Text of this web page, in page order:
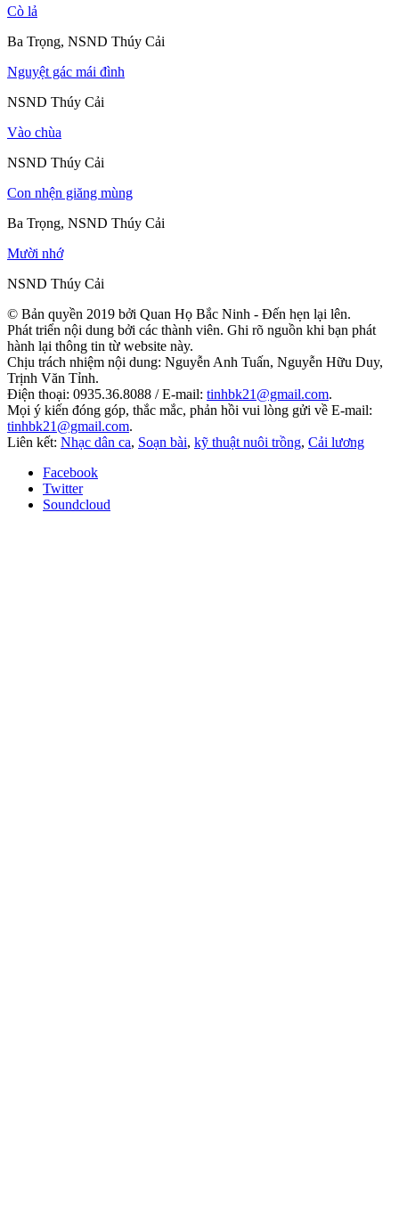
Cò lả
Ba Trọng, NSND Thúy Cải
Nguyệt gác mái đình
NSND Thúy Cải
Vào chùa
NSND Thúy Cải
Con nhện giăng mùng
Ba Trọng, NSND Thúy Cải
Mười nhớ
NSND Thúy Cải
© Bản quyền 2019 bởi Quan Họ Bắc Ninh - Đến hẹn lại lên.
Phát triển nội dung bởi các thành viên. Ghi rõ nguồn khi bạn phát
hành lại thông tin từ website này.
Chịu trách nhiệm nội dung: Nguyễn Anh Tuấn, Nguyễn Hữu Duy,
Trịnh Văn Tỉnh.
Điện thoại: 0935.36.8088 / E-mail: tinhbk21@gmail.com.
Mọi ý kiến đóng góp, thắc mắc, phản hồi vui lòng gửi về E-mail:
tinhbk21@gmail.com.
Liên kết: Nhạc dân ca, Soạn bài, kỹ thuật nuôi trồng, Cải lương
Facebook
Twitter
Soundcloud